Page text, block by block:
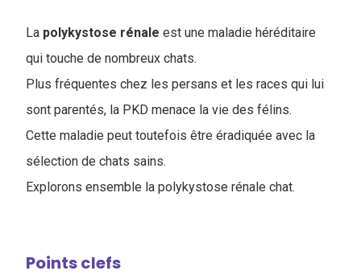
La polykystose rénale est une maladie héréditaire
qui touche de nombreux chats.
Plus fréquentes chez les persans et les races qui lui
sont parentés, la PKD menace la vie des félins.
Cette maladie peut toutefois être éradiquée avec la
sélection de chats sains.
Explorons ensemble la polykystose rénale chat.
Points clefs